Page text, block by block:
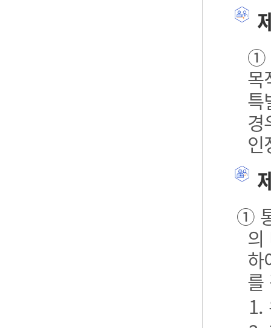
①
목
특
경
인
①
의
하
를
1.